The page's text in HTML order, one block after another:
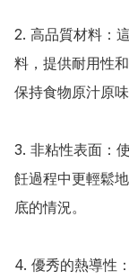
2. 高品質材料：
料，提供耐用性
保持食物原汁原
3. 非粘性表面：
飪過程中更輕鬆
底的情況。
4. 優秀的熱導性